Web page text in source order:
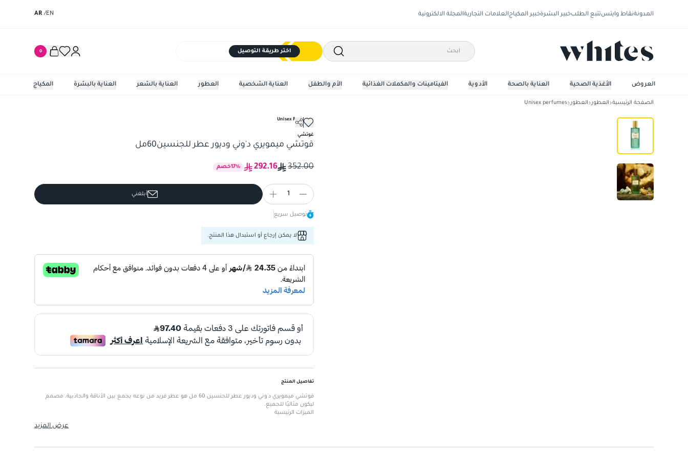
المدونةنقاط وايتستتبع الطلبخبير البشرةخبير المكياجالعلامات التجاريةالمجلة الالكترونية EN
/
AR
اختر طريقة التوصيل 0
المكياج العناية بالبشرة العناية بالشعر العطور العناية الشخصية الأم والطفل الفيتامينات والمكملات الغذائية الأدوية العناية بالصحة الأغذية الصحية العروض
الصفحة الرئيسية العطور العطور Unisex perfumes
قوتشي ميمويري د'وني وديور عطر للجنسين60مل
Unisex Perfumes
غوتشي
قوتشي ميمويري د'وني وديور عطر للجنسين60مل
352.00
292.16
17% خصم
1 أبلغني
توصيل سريع
لا يمكن إرجاع أو استبدال هذا المنتج.
تفاصيل المنتج
قوتشي ميمويري د'وني وديور عطر للجنسين 60 مل هو عطر فريد من نوعه يجمع بين الأناقة والجاذبية، مصمم
ليكون مثاليًا للجميع.
الميزات الرئيسية
مثالي لمناسبات متنوعة، سواء كانت رسمية أو غير رسمية.
عرض المزيد